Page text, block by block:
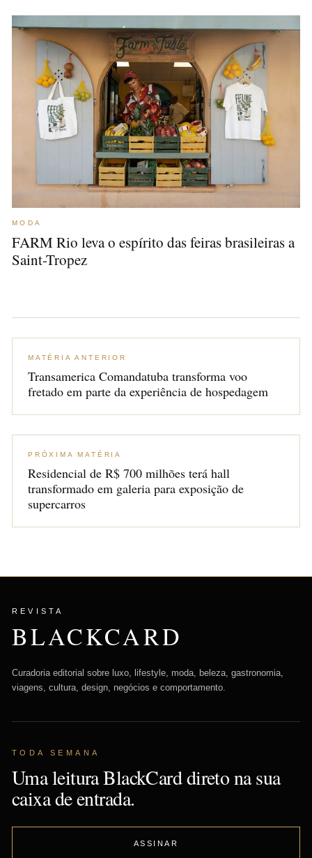
MODA
FARM Rio leva o espírito das feiras brasileiras a
Saint-Tropez
MATÉRIA ANTERIOR
Transamerica Comandatuba transforma voo
fretado em parte da experiência de hospedagem
PRÓXIMA MATÉRIA
Residencial de R$ 700 milhões terá hall
transformado em galeria para exposição de
supercarros
REVISTA
BLACKCARD
Curadoria editorial sobre luxo, lifestyle, moda, beleza, gastronomia,
viagens, cultura, design, negócios e comportamento.
TODA SEMANA
Uma leitura BlackCard direto na sua
caixa de entrada.
ASSINAR